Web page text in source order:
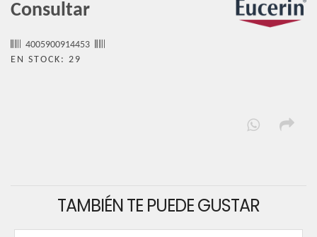
Consultar
4005900914453
EN STOCK: 29
TAMBIÉN TE PUEDE GUSTAR